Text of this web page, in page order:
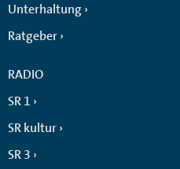
Unterhaltung
Ratgeber
RADIO
SR 1
SR kultur
SR 3